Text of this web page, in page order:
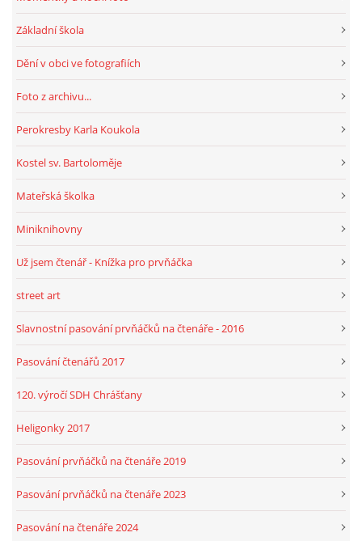
Nahoru ↑
Základní škola
Dění v obci ve fotografiích
Foto z archivu...
Perokresby Karla Koukola
Kostel sv. Bartoloměje
Mateřská školka
Miniknihovny
Už jsem čtenář - Knížka pro prvňáčka
street art
Slavnostní pasování prvňáčků na čtenáře - 2016
Pasování čtenářů 2017
120. výročí SDH Chrášťany
Heligonky 2017
Pasování prvňáčků na čtenáře 2019
Pasování prvňáčků na čtenáře 2023
Pasování na čtenáře 2024